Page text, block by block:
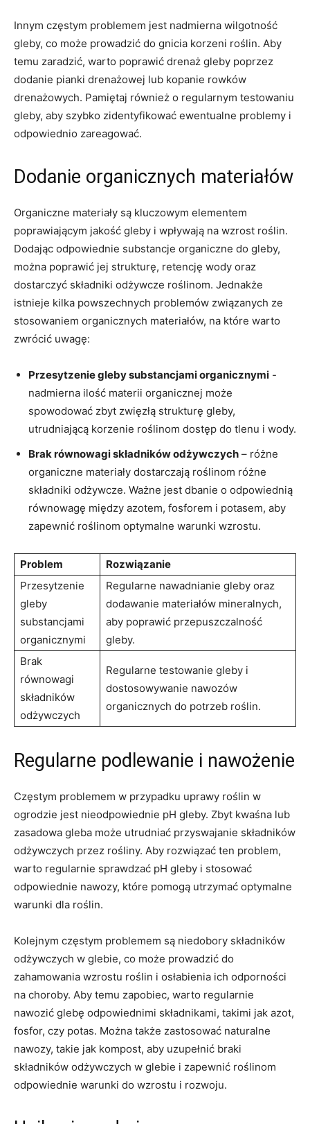
Innym częstym problemem jest ⁤nadmierna ⁤wilgotność
‌gleby, co⁣ może prowadzić do gnicia korzeni roślin. Aby⁢
temu zaradzić, warto poprawić ⁤drenaż gleby poprzez
dodanie⁣ pianki drenażowej lub kopanie⁣ rowków
drenażowych.⁤ Pamiętaj również o ⁣regularnym testowaniu
gleby, aby ⁣szybko zidentyfikować ewentualne⁣ problemy i⁢
odpowiednio zareagować.
Dodanie organicznych materiałów
Organiczne materiały ⁢są ⁣kluczowym elementem
poprawiającym jakość gleby i wpływają na ⁤wzrost roślin.
Dodając odpowiednie substancje organiczne⁣ do​ gleby,
⁢można‌ poprawić jej strukturę, retencję wody oraz⁢
dostarczyć składniki odżywcze roślinom. ⁢Jednakże
istnieje kilka powszechnych problemów związanych ze
‌stosowaniem organicznych materiałów, na które warto
zwrócić uwagę:
Przesytzenie gleby substancjami organicznymi ​-
nadmierna ilość materii organicznej może⁣
spowodować zbyt ​zwięzłą strukturę gleby,
utrudniającą korzenie roślinom dostęp do tlenu i wody.
Brak⁢ równowagi składników odżywczych – ⁣różne
organiczne⁢ materiały ⁣dostarczają​ roślinom⁤ różne
składniki odżywcze. Ważne jest dbanie o odpowiednią
równowagę ‍między azotem,‌ fosforem i‌ potasem, ‍aby
zapewnić roślinom optymalne warunki⁢ wzrostu.
Problem
Rozwiązanie
Przesytzenie
gleby
substancjami
organicznymi
Regularne nawadnianie gleby‌ oraz
dodawanie materiałów⁢ mineralnych,
aby⁢ poprawić przepuszczalność
‌gleby.
Brak
równowagi
składników
odżywczych
Regularne testowanie gleby i
dostosowywanie nawozów
organicznych do potrzeb roślin.
Regularne ‌podlewanie⁢ i nawożenie
Częstym problemem w przypadku uprawy roślin w
ogrodzie jest nieodpowiednie pH gleby.​ Zbyt kwaśna lub
zasadowa gleba może utrudniać⁤ przyswajanie składników​
odżywczych przez rośliny. Aby rozwiązać ten ⁢problem,
warto regularnie ‍sprawdzać pH⁣ gleby i stosować
odpowiednie nawozy, które pomogą utrzymać optymalne
warunki⁣ dla roślin.
Kolejnym⁤ częstym problemem są‍ niedobory składników
odżywczych w glebie, co ⁤może ‍prowadzić do
zahamowania ‍wzrostu roślin i ‍osłabienia ich⁢ odporności
⁤na choroby. Aby⁣ temu ⁤zapobiec, warto regularnie
nawozić glebę‍ odpowiednimi ⁢składnikami, takimi jak azot,
fosfor,‍ czy‌ potas. Można ​także zastosować naturalne
‌nawozy,​ takie ⁣jak kompost, aby uzupełnić braki
składników odżywczych⁤ w glebie i⁢ zapewnić roślinom‍
odpowiednie warunki⁤ do ⁢wzrostu i‍ rozwoju.